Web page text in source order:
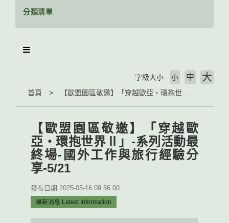
分類清單
首頁
字級大小 小 中 大
【歐盟園區敬邀】「穿越歐
亞‧環抱世界Ⅱ」-系列活動最
終場-國外工作與旅行經驗分
享-5/21
發布日期 2025-05-16 09:56:00
最新消息 Latest Information